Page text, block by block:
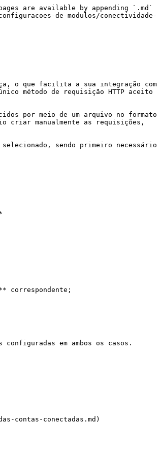
are available by appending `.md`
de-modulos/conectividade-
o que facilita a sua integração com
método de requisição HTTP aceito
por meio de um arquivo no formato
criar manualmente as requisições,
sendo primeiro necessário
correspondente;
em ambos os casos.
contas-conectadas.md)